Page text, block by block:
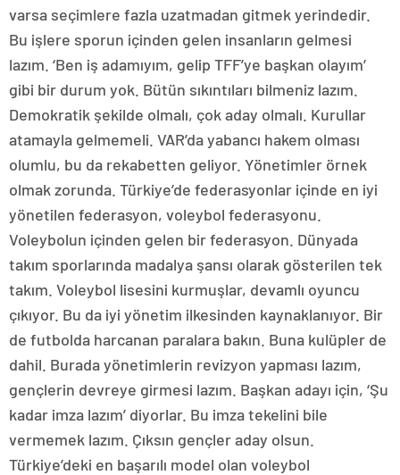
varsa seçimlere fazla uzatmadan gitmek yerindedir.
Bu işlere sporun içinden gelen insanların gelmesi
lazım. ‘Ben iş adamıyım, gelip TFF’ye başkan olayım’
gibi bir durum yok. Bütün sıkıntıları bilmeniz lazım.
Demokratik şekilde olmalı, çok aday olmalı. Kurullar
atamayla gelmemeli. VAR’da yabancı hakem olması
olumlu, bu da rekabetten geliyor. Yönetimler örnek
olmak zorunda. Türkiye’de federasyonlar içinde en iyi
yönetilen federasyon, voleybol federasyonu.
Voleybolun içinden gelen bir federasyon. Dünyada
takım sporlarında madalya şansı olarak gösterilen tek
takım. Voleybol lisesini kurmuşlar, devamlı oyuncu
çıkıyor. Bu da iyi yönetim ilkesinden kaynaklanıyor. Bir
de futbolda harcanan paralara bakın. Buna kulüpler de
dahil. Burada yönetimlerin revizyon yapması lazım,
gençlerin devreye girmesi lazım. Başkan adayı için, ‘Şu
kadar imza lazım’ diyorlar. Bu imza tekelini bile
vermemek lazım. Çıksın gençler aday olsun.
Türkiye’deki en başarılı model olan voleybol